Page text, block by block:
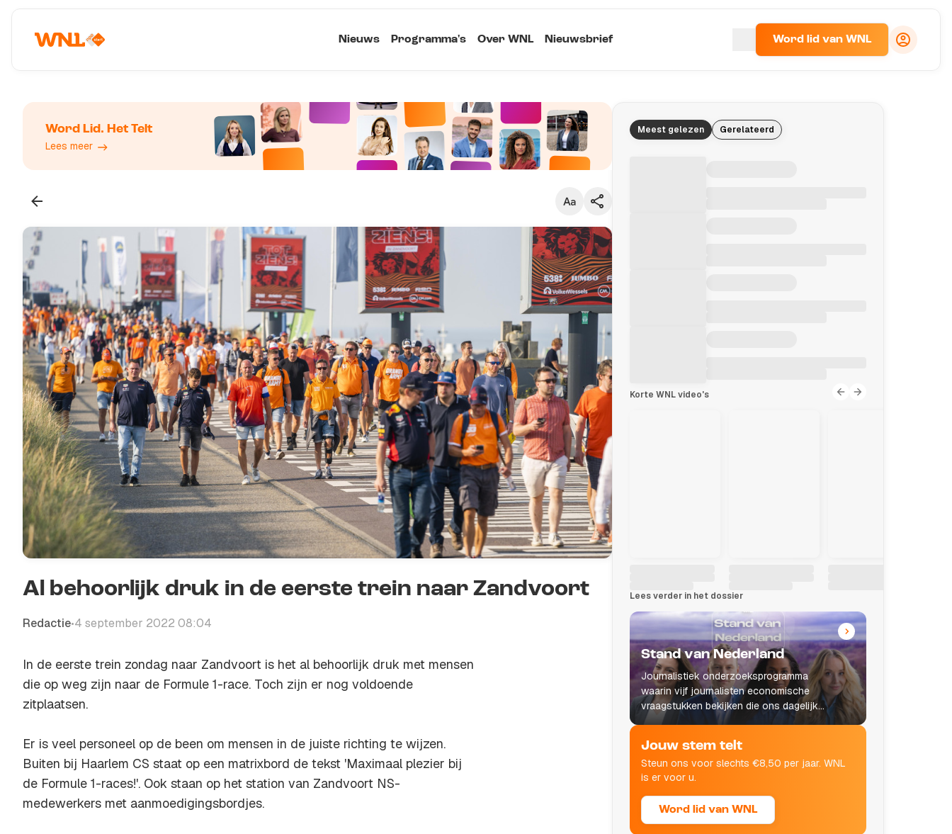
Nieuws Programma's Over WNL Nieuwsbrief Word lid van WNL
Word Lid. Het Telt
Lees meer
Klein
Standaard
Groot
Kopieer link
Al behoorlijk druk in de eerste trein naar Zandvoort
Redactie•4 september 2022 08:04
In de eerste trein zondag naar Zandvoort is het al behoorlijk druk met mensen
die op weg zijn naar de Formule 1-race. Toch zijn er nog voldoende
zitplaatsen.
Er is veel personeel op de been om mensen in de juiste richting te wijzen.
Buiten bij Haarlem CS staat op een matrixbord de tekst 'Maximaal plezier bij
de Formule 1-races!'. Ook staan op het station van Zandvoort NS-
medewerkers met aanmoedigingsbordjes.
Meest gelezen Gerelateerd
Korte WNL video's
Lees verder in het dossier
Stand van Nederland
Journalistiek onderzoeksprogramma
waarin vijf journalisten economische
vraagstukken bekijken die ons dagelijks
leven raken.
Jouw stem telt
Steun ons voor slechts €8,50 per jaar. WNL
is er voor u.
Word lid van WNL